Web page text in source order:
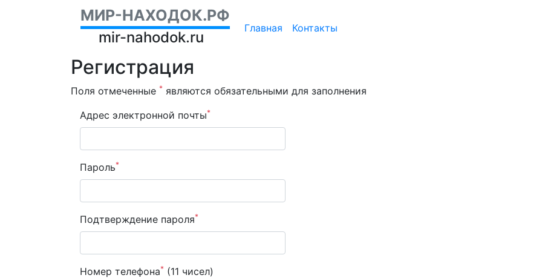
МИР-НАХОДОК.РФ
mir-nahodok.ru
Главная Контакты
Регистрация
Поля отмеченные * являются обязательными для заполнения
Адрес электронной почты*
Пароль*
Подтверждение пароля*
Номер телефона* (11 чисел)